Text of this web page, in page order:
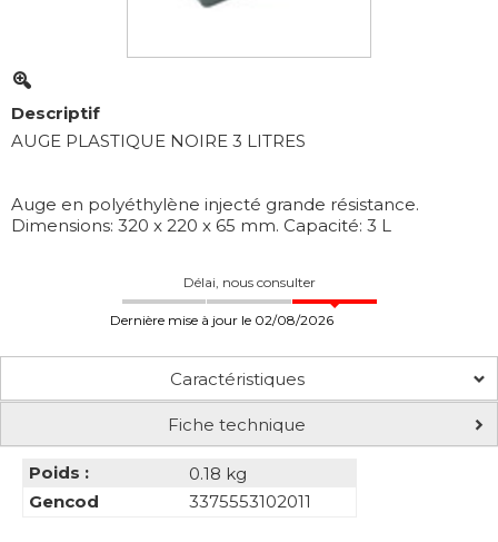
Descriptif
AUGE PLASTIQUE NOIRE 3 LITRES
Auge en polyéthylène injecté grande résistance.
Dimensions: 320 x 220 x 65 mm. Capacité: 3 L
Délai, nous consulter
Dernière mise à jour le 02/08/2026
Caractéristiques
Fiche technique
Poids :
0.18 kg
Gencod
3375553102011